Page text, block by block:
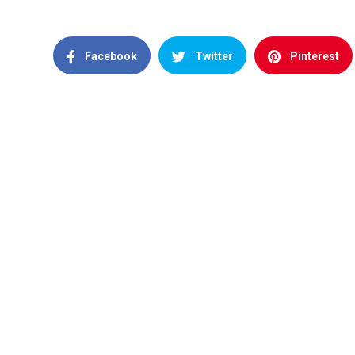
Facebook Twitter Pinterest